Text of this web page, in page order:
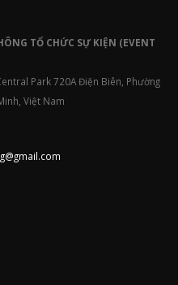
TỔ CHỨC SỰ KIỆN (EVENT
Park 720A Điện Biên, Phường
Việt Nam